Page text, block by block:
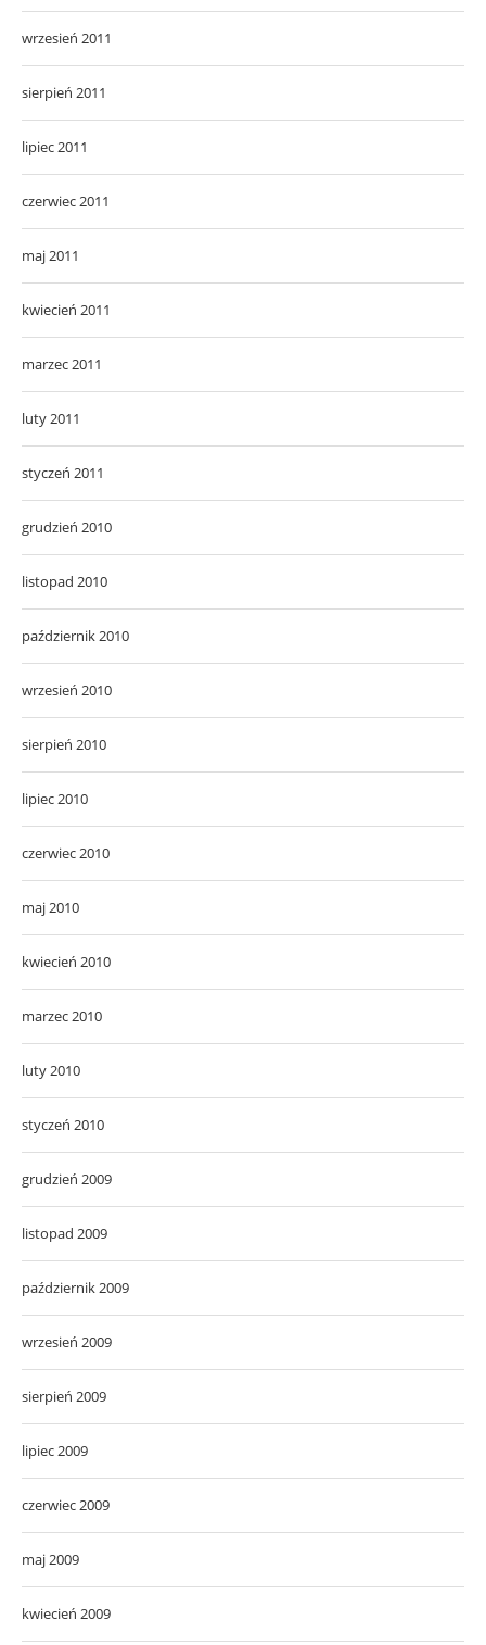
wrzesień 2011
sierpień 2011
lipiec 2011
czerwiec 2011
maj 2011
kwiecień 2011
marzec 2011
luty 2011
styczeń 2011
grudzień 2010
listopad 2010
październik 2010
wrzesień 2010
sierpień 2010
lipiec 2010
czerwiec 2010
maj 2010
kwiecień 2010
marzec 2010
luty 2010
styczeń 2010
grudzień 2009
listopad 2009
październik 2009
wrzesień 2009
sierpień 2009
lipiec 2009
czerwiec 2009
maj 2009
kwiecień 2009